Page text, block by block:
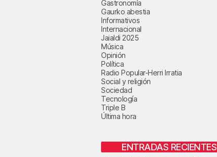
Gastronomía
Gaurko abestia
Informativos
Internacional
Jaialdi 2025
Música
Opinión
Política
Radio Popular-Herri Irratia
Social y religión
Sociedad
Tecnología
Triple B
Última hora
ENTRADAS RECIENTES